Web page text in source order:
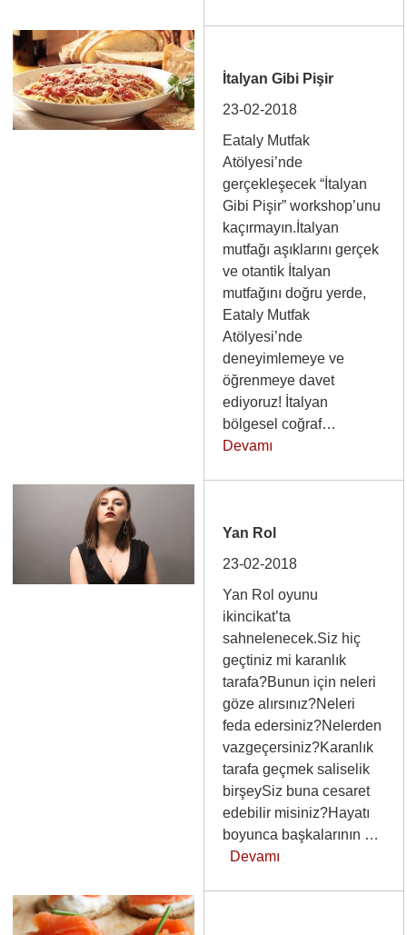
İtalyan Gibi Pişir
23-02-2018
Eataly Mutfak
Atölyesi’nde
gerçekleşecek “İtalyan
Gibi Pişir” workshop’unu
kaçırmayın.İtalyan
mutfağı aşıklarını gerçek
ve otantik İtalyan
mutfağını doğru yerde,
Eataly Mutfak
Atölyesi’nde
deneyimlemeye ve
öğrenmeye davet
ediyoruz! İtalyan
bölgesel coğraf…
Devamı
Yan Rol
23-02-2018
Yan Rol oyunu
ikincikat’ta
sahnelenecek.Siz hiç
geçtiniz mi karanlık
tarafa?Bunun için neleri
göze alırsınız?Neleri
feda edersiniz?Nelerden
vazgeçersiniz?Karanlık
tarafa geçmek saliselik
birşeySiz buna cesaret
edebilir misiniz?Hayatı
boyunca başkalarının …
Devamı